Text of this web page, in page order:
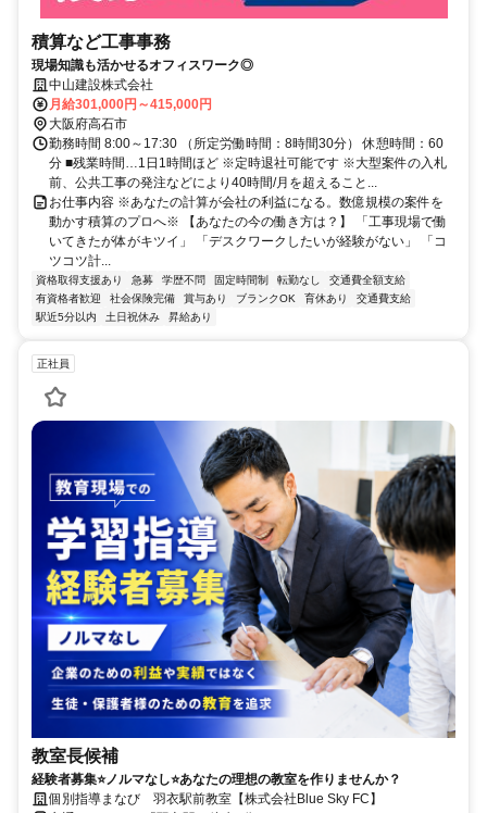
積算など工事事務
現場知識も活かせるオフィスワーク◎
中山建設株式会社
月給301,000円～415,000円
大阪府高石市
勤務時間 8:00～17:30 （所定労働時間：8時間30分） 休憩時間：60
分 ■残業時間…1日1時間ほど ※定時退社可能です ※大型案件の入札
前、公共工事の発注などにより40時間/月を超えること...
お仕事内容 ※あなたの計算が会社の利益になる。数億規模の案件を
動かす積算のプロへ※ 【あなたの今の働き方は？】 「工事現場で働
いてきたが体がキツイ」 「デスクワークしたいが経験がない」 「コ
ツコツ計...
資格取得支援あり 急募 学歴不問 固定時間制 転勤なし
交通費全額支給
有資格者歓迎
社会保険完備 賞与あり ブランクOK 育休あり
交通費支給
駅近5分以内
土日祝休み 昇給あり
正社員
教室長候補
経験者募集⭐ノルマなし⭐あなたの理想の教室を作りませんか？
個別指導まなび 羽衣駅前教室【株式会社Blue Sky FC】